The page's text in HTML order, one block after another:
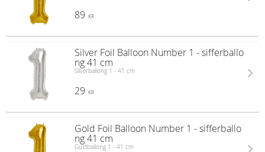
89 KR
Silver Foil Balloon Number 1 - sifferballo
ng 41 cm
Silverballong 1 - 41 cm
29 KR
Gold Foil Balloon Number 1 - sifferballo
ng 41 cm
Guldballong 1 - 41 cm